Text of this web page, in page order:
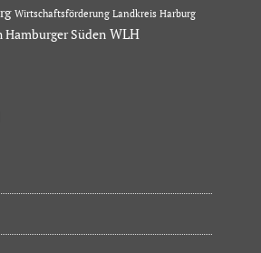
Wirtschaftsförderung Landkreis Harburg
Süden WLH